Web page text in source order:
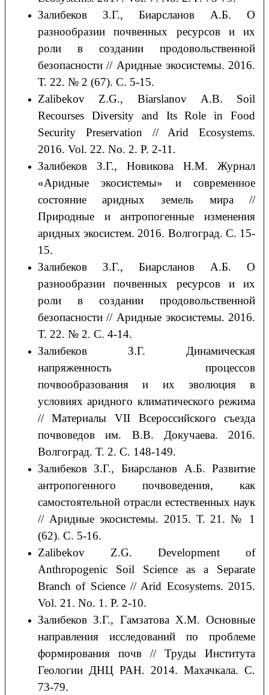
Залибеков З.Г., Биарсланов А.Б. О
разнообразии почвенных ресурсов и их
роли в создании продовольственной
безопасности // Аридные экосистемы. 2016.
Т. 22. № 2 (67). С. 5-15.
Zalibekov Z.G., Biarslanov A.B. Soil
Recourses Diversity and Its Role in Food
Security Preservation // Arid Ecosystems.
2016. Vol. 22. No. 2. P. 2-11.
Залибеков З.Г., Новикова Н.М. Журнал
«Аридные экосистемы» и современное
состояние аридных земель мира //
Природные и антропогенные изменения
аридных экосистем. 2016. Волгоград. С. 15-
15.
Залибеков З.Г., Биарсланов А.Б. О
разнообразии почвенных ресурсов и их
роли в создании продовольственной
безопасности // Аридные экосистемы. 2016.
Т. 22. № 2. С. 4-14.
Залибеков З.Г. Динамическая
напряженность процессов
почвообразования и их эволюция в
условиях аридного климатического режима
// Материалы VII Всероссийского съезда
почвоведов им. В.В. Докучаева. 2016.
Волгоград. Т. 2. С. 148-149.
Залибеков З.Г., Биарсланов А.Б. Развитие
антропогенного почвоведения, как
самостоятельной отрасли естественных наук
// Аридные экосистемы. 2015. Т. 21. № 1
(62). С. 5-16.
Zalibekov Z.G. Development of
Anthropogenic Soil Science as a Separate
Branch of Science // Arid Ecosystems. 2015.
Vol. 21. No. 1. P. 2-10.
Залибеков З.Г., Гамзатова Х.М. Основные
направления исследований по проблеме
формирования почв // Труды Института
Геологии ДНЦ РАН. 2014. Махачкала. С.
73-79.